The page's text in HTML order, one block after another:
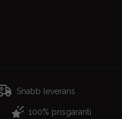
Snabb leverans
100% prisgaranti